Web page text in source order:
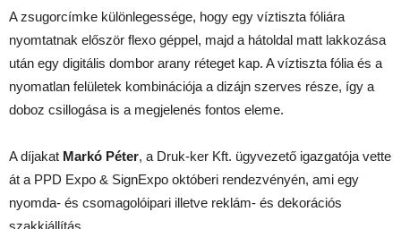
A zsugorcímke különlegessége, hogy egy víztiszta fóliára
nyomtatnak először flexo géppel, majd a hátoldal matt lakkozása
után egy digitális dombor arany réteget kap. A víztiszta fólia és a
nyomatlan felületek kombinációja a dizájn szerves része, így a
doboz csillogása is a megjelenés fontos eleme.
A díjakat Markó Péter, a Druk-ker Kft. ügyvezető igazgatója vette
át a PPD Expo & SignExpo októberi rendezvényén, ami egy
nyomda‑ és csomagolóipari illetve reklám‑ és dekorációs